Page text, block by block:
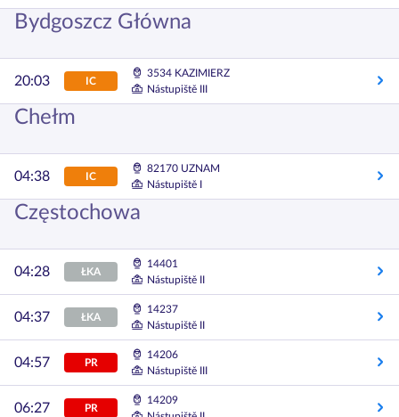
Bydgoszcz Główna
20:03 IC
3534 KAZIMIERZ
Nástupiště III
Chełm
04:38 IC
82170 UZNAM
Nástupiště I
Częstochowa
04:28 ŁKA
14401
Nástupiště II
04:37 ŁKA
14237
Nástupiště II
04:57 PR
14206
Nástupiště III
06:27 PR
14209